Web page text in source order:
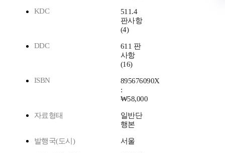
KDC
511.4
판사항
(4)
DDC
611 판
사항
(16)
ISBN
895676090X
:
₩58,000
자료형태
일반단
행본
발행국(도시) 서울